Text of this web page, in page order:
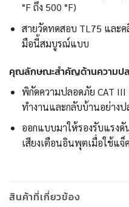
°F ถึง 500 °F)
สายวัดทดสอบ TL75 และค
มือนี้สมบูรณ์แบบ
คุณลักษณะสำคัญด้านความป
พิกัดความปลอดภัย CAT III
ทำงานและกลับบ้านอย่างป
ออกแบบมาให้รองรับแรงดั
เสียงเตือนอินพุตเมื่อใช้แ
สินค้าที่เกี่ยวข้อง